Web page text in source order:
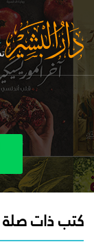
كتب ذات صلة